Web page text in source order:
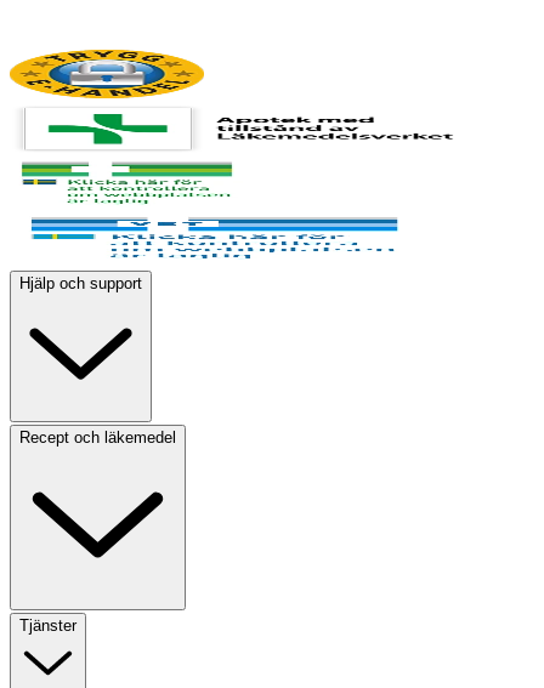
Hjälp och support
Recept och läkemedel
Tjänster